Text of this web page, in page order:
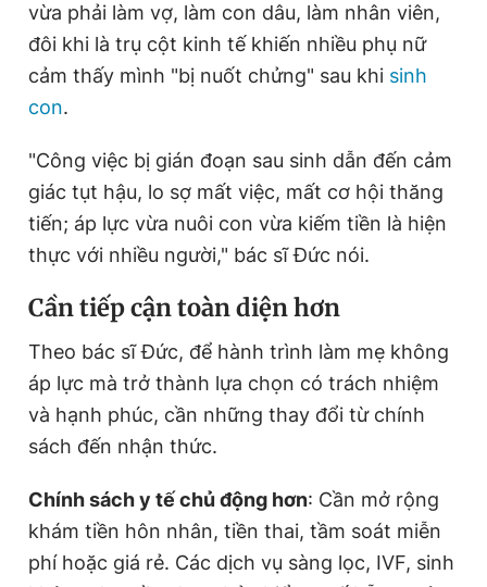
vừa phải làm vợ, làm con dâu, làm nhân viên,
đôi khi là trụ cột kinh tế khiến nhiều phụ nữ
cảm thấy mình "bị nuốt chửng" sau khi sinh
con.
"Công việc bị gián đoạn sau sinh dẫn đến cảm
giác tụt hậu, lo sợ mất việc, mất cơ hội thăng
tiến; áp lực vừa nuôi con vừa kiếm tiền là hiện
thực với nhiều người," bác sĩ Đức nói.
Cần tiếp cận toàn diện hơn
Theo bác sĩ Đức, để hành trình làm mẹ không
áp lực mà trở thành lựa chọn có trách nhiệm
và hạnh phúc, cần những thay đổi từ chính
sách đến nhận thức.
Chính sách y tế chủ động hơn: Cần mở rộng
khám tiền hôn nhân, tiền thai, tầm soát miễn
phí hoặc giá rẻ. Các dịch vụ sàng lọc, IVF, sinh